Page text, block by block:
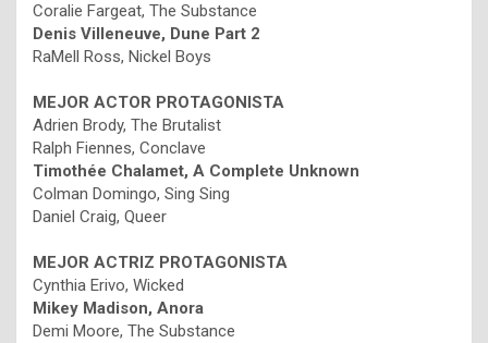
Coralie Fargeat, The Substance
Denis Villeneuve, Dune Part 2
RaMell Ross, Nickel Boys
MEJOR ACTOR PROTAGONISTA
Adrien Brody, The Brutalist
Ralph Fiennes, Conclave
Timothée Chalamet, A Complete Unknown
Colman Domingo, Sing Sing
Daniel Craig, Queer
MEJOR ACTRIZ PROTAGONISTA
Cynthia Erivo, Wicked
Mikey Madison, Anora
Demi Moore, The Substance